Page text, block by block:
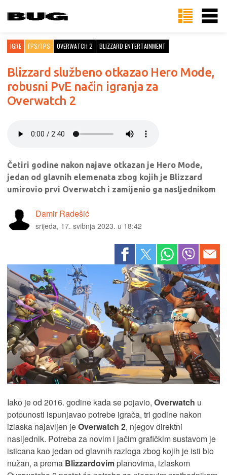
IGRE FPS/TPS OVERWATCH 2 BLIZZARD ENTERTAINMENT
Blizzard službeno otkazao Hero Mode,
robusni PvE način igranja za
Overwatch 2
Četiri godine nakon najave otkazan je Hero Mode,
jedan od glavnih elemenata zbog kojih je Blizzard
umirovio prvi Overwatch i zamijenio ga nasljednikom
Damir Radešić
srijeda, 17. svibnja 2023. u 18:42
Iako je od 2016. godine kada se pojavio, Overwatch u
potpunosti ispunjavao potrebe igrača, tri godine nakon
izlaska najavljen jeOverwatch 2, njegov direktni
nasljednik. Potreba za novim i jačim grafičkim sustavom je
isticana kao jedan od glavnih razloga zbog kojih je isti bio
nužan, a prema Blizzardovim planovima, izlaskom